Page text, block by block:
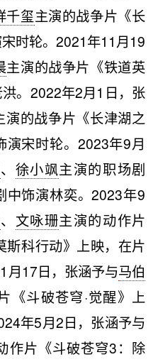
千玺主演的战争片《长
时轮。2021年11月19
主演的战争片《铁道英
。2022年2月1日，张
的战争片《长津湖之
演宋时轮。2023年9月
、 徐小飒主演的职场剧
中饰演林奕。2023年9
、 文咏珊主演的动作片
斯科行动》上映，在片
月17日，张涵予与马伯
《斗破苍穹·觉醒》上
年5月2日，张涵予与
作片《斗破苍穹3：除